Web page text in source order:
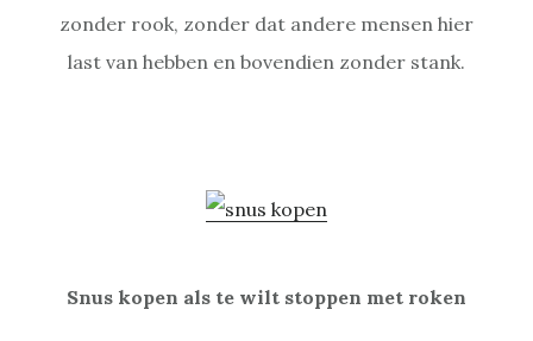
zonder rook, zonder dat andere mensen hier
last van hebben en bovendien zonder stank.
Snus kopen als te wilt stoppen met roken